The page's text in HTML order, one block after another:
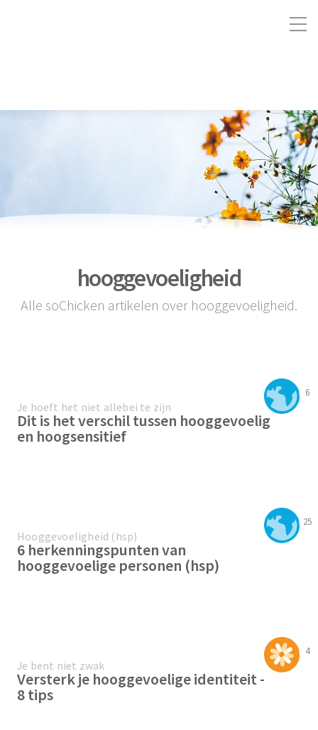
hooggevoeligheid
Alle soChicken artikelen over hooggevoeligheid.
6
Je hoeft het niet allebei te zijn
Dit is het verschil tussen hooggevoelig
en hoogsensitief
25
Hooggevoeligheid (hsp)
6 herkenningspunten van
hooggevoelige personen (hsp)
4
Je bent niet zwak
Versterk je hooggevoelige identiteit -
8 tips